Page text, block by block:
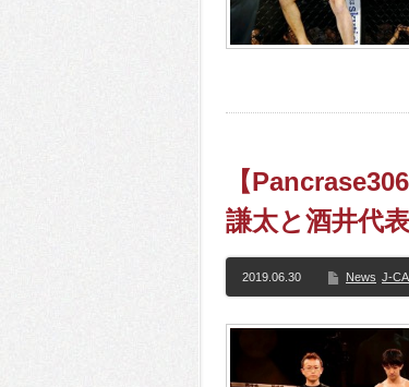
【
謙太と酒井代
2019.06.30 News J-